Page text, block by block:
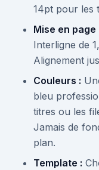
14pt pour les
Mise en page
Interligne de
Alignement
Couleurs :
bleu
titres ou les
Jamais de
plan.
Template :